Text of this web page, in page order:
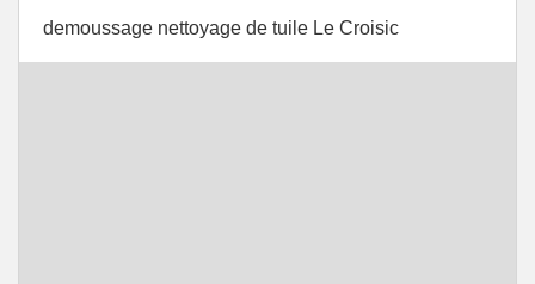
demoussage nettoyage de tuile Le Croisic